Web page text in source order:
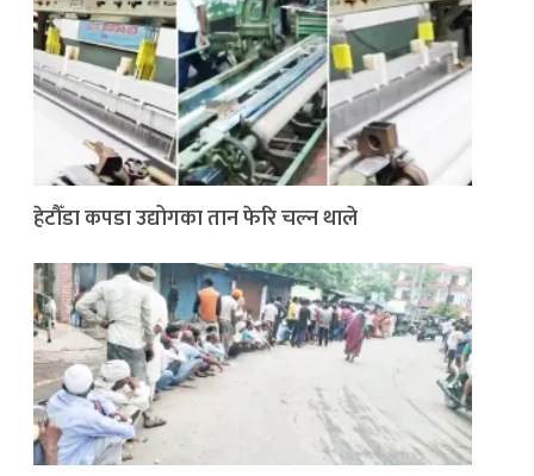
हेटौँडा कपडा उद्योगका तान फेरि चल्न थाले